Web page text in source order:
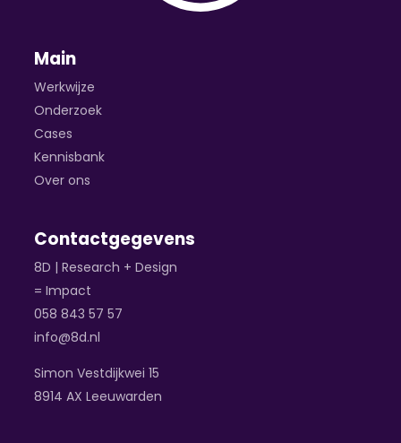
Main
Werkwijze
Onderzoek
Cases
Kennisbank
Over ons
Contactgegevens
8D | Research + Design
= Impact
058 843 57 57
info@8d.nl
Simon Vestdijkwei 15
8914 AX Leeuwarden